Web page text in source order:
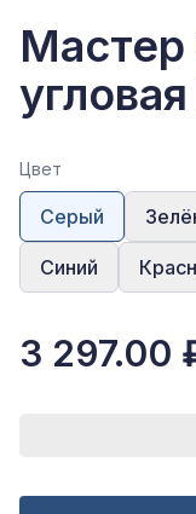
Цвет
Серый
Синий
3 297.00